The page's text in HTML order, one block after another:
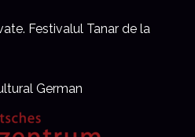
Festivalul Tanar de la
German